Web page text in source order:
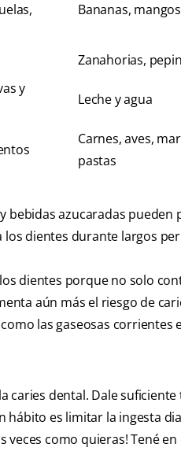
Bananas,
Zanahorias,
y
Leche y agua
Carnes, aves,
pastas
bebidas azucaradas
dientes durante largos
dientes porque no solo
aún más el riesgo de
las gaseosas
caries dental. Dale
es limitar la ingesta
como quieras! Tené